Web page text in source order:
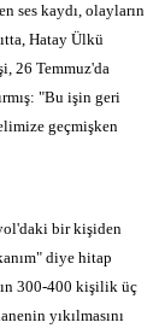
ses kaydı, olayların
Hatay Ülkü
26 Temmuz'da
"Bu işin geri
geçmişken
bir kişiden
diye hitap
300-400 kişilik üç
yıkılmasını